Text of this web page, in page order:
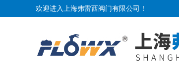
欢迎进入上海弗雷西阀门有限公司！